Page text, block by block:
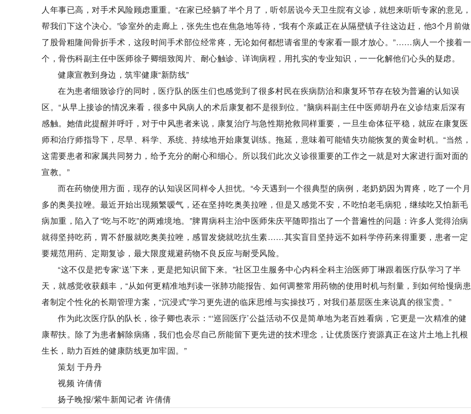
人年事已高，对手术风险顾虑重重。“在家已经躺了半个月了，听邻居说今天卫生院有义诊，就想来听听专家的意见，
帮我们下这个决心。”诊室外的走廊上，张先生也在焦急地等待，“我有个亲戚正在从隔壁镇子往这边赶，他3个月前做
了股骨粗隆间骨折手术，这段时间手术部位经常疼，无论如何都想请省里的专家看一眼才放心。”……病人一个接着一
个，骨伤科副主任中医师徐子卿细致阅片、耐心触诊、详询病程，用扎实的专业知识，一一化解他们心头的疑虑。
健康宣教到身边，筑牢健康“新防线”
在为患者细致诊疗的同时，医疗队的医生们也感觉到了很多村民在疾病防治和康复环节存在较为普遍的认知误
区。“从早上接诊的情况来看，很多中风病人的术后康复都不是很到位。”脑病科副主任中医师胡丹在义诊结束后深有
感触。她借此提醒并呼吁，对于中风患者来说，康复治疗与急性期抢救同样重要，一旦生命体征平稳，就应在康复医
师和治疗师指导下，尽早、科学、系统、持续地开始康复训练。拖延，意味着可能错失功能恢复的黄金时机。“当然，
这需要患者和家属共同努力，给予充分的耐心和细心。所以我们此次义诊很重要的工作之一就是对大家进行面对面的
宣教。”
而在药物使用方面，现存的认知误区同样令人担忧。“今天遇到一个很典型的病例，老奶奶因为胃疼，吃了一个月
多的奥美拉唑。最近开始出现频繁嗳气，还在坚持吃奥美拉唑，但是又感觉不安，不吃怕老毛病犯，继续吃又怕新毛
病加重，陷入了“吃与不吃”的两难境地。”脾胃病科主治中医师朱庆平随即指出了一个普遍性的问题：许多人觉得治病
就得坚持吃药，胃不舒服就吃奥美拉唑，感冒发烧就吃抗生素……其实盲目坚持远不如科学停药来得重要，患者一定
要规范用药、定期复诊，最大限度规避药物不良反应与耐受风险。
“这不仅是把专家‘送’下来，更是把知识留下来。”社区卫生服务中心内科全科主治医师丁琳跟着医疗队学习了半
天，就感觉收获颇丰，“从如何更精准地判读一张肺功能报告、如何调整常用药物的使用时机与剂量，到如何给慢病患
者制定个性化的长期管理方案，“沉浸式”学习更先进的临床思维与实操技巧，对我们基层医生来说真的很宝贵。”
作为此次医疗队的队长，徐子卿也表示：“‘巡回医疗’公益活动不仅是简单地为老百姓看病，它更是一次精准的健
康帮扶。除了为患者解除病痛，我们也会尽自己所能留下更先进的技术理念，让优质医疗资源真正在这片土地上扎根
生长，助力百姓的健康防线更加牢固。”
策划 于丹丹
视频 许倩倩
扬子晚报/紫牛新闻记者 许倩倩